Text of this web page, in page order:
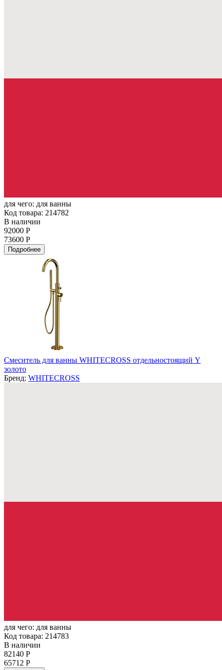
для чего: для ванны
Код товара: 214782
В наличии
92000 Р
73600 Р
Подробнее
Смеситель для ванны WHITECROSS отдельностоящий Y
золото
Бренд: WHITECROSS
для чего: для ванны
Код товара: 214783
В наличии
82140 Р
65712 Р